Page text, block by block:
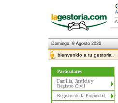
Domingo, 9 Agosto 2026
bienvenido a tu gestoria ,
Particulares
Familia, Justicia y
Registro Civil
Registro de la Propiedad.